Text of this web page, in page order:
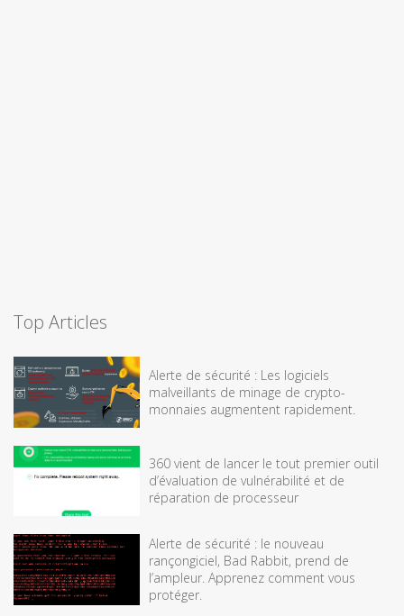
Top Articles
Alerte de sécurité : Les logiciels
malveillants de minage de crypto-
monnaies augmentent rapidement.
360 vient de lancer le tout premier outil
d’évaluation de vulnérabilité et de
réparation de processeur
Alerte de sécurité : le nouveau
rançongiciel, Bad Rabbit, prend de
l’ampleur. Apprenez comment vous
protéger.